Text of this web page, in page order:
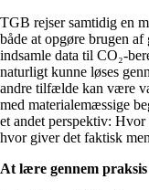
TGB rejser samtidig en
både at opgøre brugen
indsamle data til CO₂-
naturligt kunne løses
andre tilfælde kan være
med materialemæssige
et andet perspektiv:
hvor giver det faktisk
At lære gennem praksis